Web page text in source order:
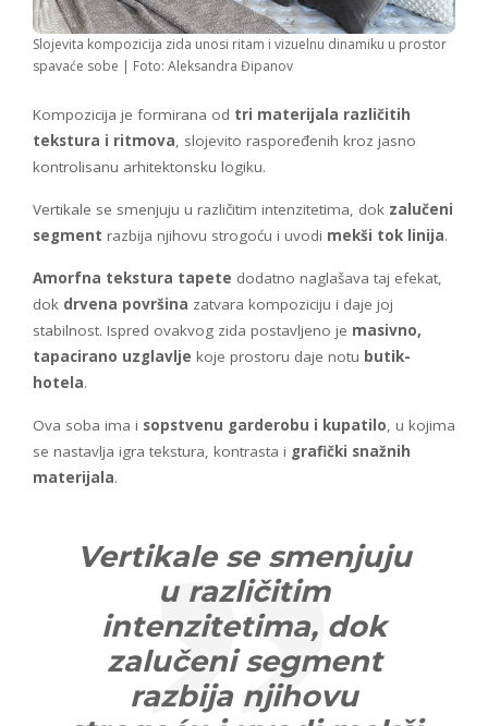
Slojevita kompozicija zida unosi ritam i vizuelnu dinamiku u prostor
spavaće sobe | Foto: Aleksandra Đipanov
Kompozicija je formirana od tri materijala različitih
tekstura i ritmova, slojevito raspoređenih kroz jasno
kontrolisanu arhitektonsku logiku.
Vertikale se smenjuju u različitim intenzitetima, dok zalučeni
segment razbija njihovu strogoću i uvodi mekši tok linija.
Amorfna tekstura tapete dodatno naglašava taj efekat,
dok drvena površina zatvara kompoziciju i daje joj
stabilnost. Ispred ovakvog zida postavljeno je masivno,
tapacirano uzglavlje koje prostoru daje notu butik-
hotela.
Ova soba ima i sopstvenu garderobu i kupatilo, u kojima
se nastavlja igra tekstura, kontrasta i grafički snažnih
materijala.
Vertikale se smenjuju
u različitim
intenzitetima, dok
zalučeni segment
razbija njihovu